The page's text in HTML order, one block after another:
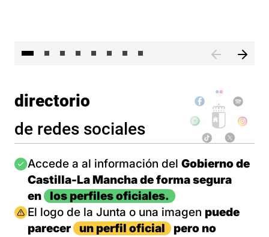
directorio
de redes sociales
Imagen
Accede a al información del Gobierno de
Castilla-La Mancha de forma segura
en
los perfiles oficiales.
Imagen
El logo de la Junta o una imagen puede
parecer
un perfil oficial
pero no